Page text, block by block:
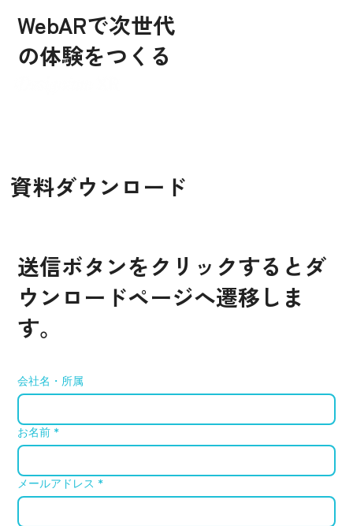
WebARで次世代
の体験をつくる
資料ダウンロード
送信ボタンをクリックするとダ
ウンロードページへ遷移しま
す。
会社名・所属
お名前 *
メールアドレス *